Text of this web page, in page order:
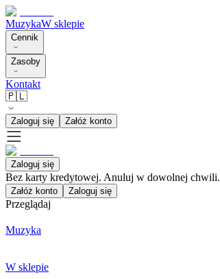
MuzykaW sklepie
Cennik
Zasoby
Kontakt
🇵🇱
Zaloguj się Załóż konto
Zaloguj się
Bez karty kredytowej. Anuluj w dowolnej chwili.
Załóż konto Zaloguj się
Przeglądaj
Muzyka
W sklepie